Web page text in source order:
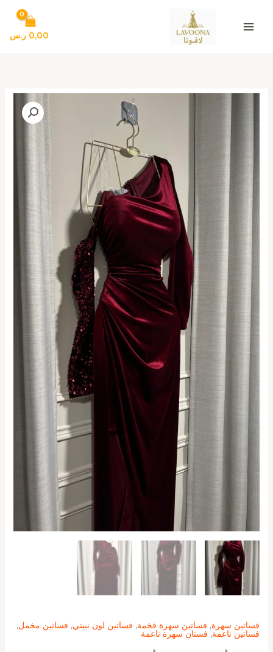
المحتوى
0,00 ر.س
فساتين سهرة, فساتين سهرة فخمة, فساتين لون نبيتي, فساتين مخمل,
فساتين ناعمة, فستان سهرة ناعمة